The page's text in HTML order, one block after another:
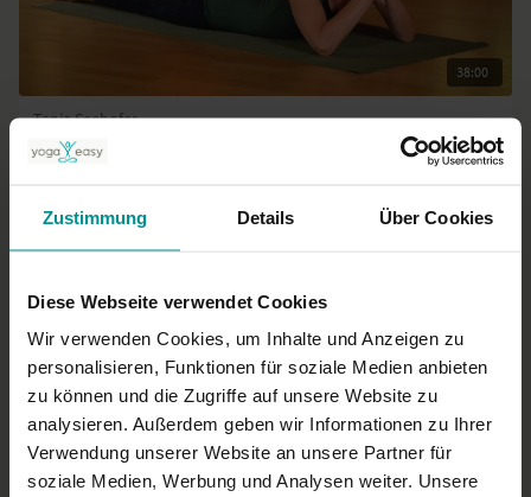
Zustimmung Details Über Cookies
Diese Webseite verwendet Cookies
Wir verwenden Cookies, um Inhalte und Anzeigen zu
personalisieren, Funktionen für soziale Medien anbieten
zu können und die Zugriffe auf unsere Website zu
analysieren. Außerdem geben wir Informationen zu Ihrer
Verwendung unserer Website an unsere Partner für
soziale Medien, Werbung und Analysen weiter. Unsere
38:00
Tanja Seehofer
Yin Yoga für mehr Gefühl (eine Herzsequenz)
01:03:12